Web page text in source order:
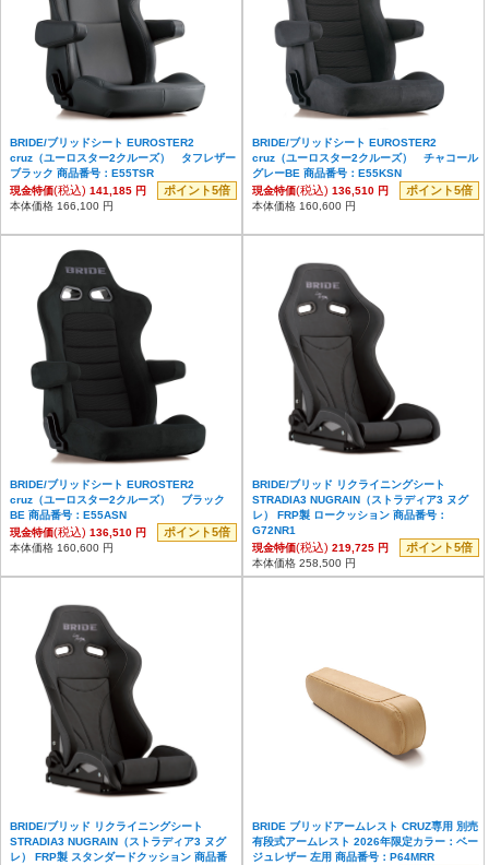
BRIDE/ブリッドシート EUROSTER2
cruz（ユーロスター2クルーズ） タフレザー
ブラック 商品番号：E55TSR
現金特価(税込) 141,185 円 ポイント5倍
本体価格 166,100 円
BRIDE/ブリッドシート EUROSTER2
cruz（ユーロスター2クルーズ） チャコール
グレーBE 商品番号：E55KSN
現金特価(税込) 136,510 円 ポイント5倍
本体価格 160,600 円
BRIDE/ブリッドシート EUROSTER2
cruz（ユーロスター2クルーズ） ブラック
BE 商品番号：E55ASN
現金特価(税込) 136,510 円 ポイント5倍
本体価格 160,600 円
BRIDE/ブリッド リクライニングシート
STRADIA3 NUGRAIN（ストラディア3 ヌグ
レ） FRP製 ロークッション 商品番号：
G72NR1
現金特価(税込) 219,725 円 ポイント5倍
本体価格 258,500 円
BRIDE/ブリッド リクライニングシート
STRADIA3 NUGRAIN（ストラディア3 ヌグ
レ） FRP製 スタンダードクッション 商品番
BRIDE ブリッドアームレスト CRUZ専用 別売
有段式アームレスト 2026年限定カラー：ベー
ジュレザー 左用 商品番号：P64MRR